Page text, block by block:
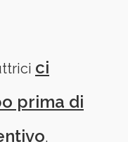
ci
prima di
.